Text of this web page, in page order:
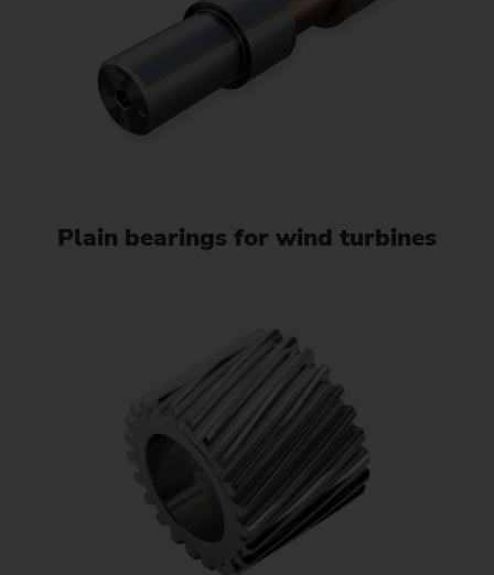
Plain bearings for wind turbines